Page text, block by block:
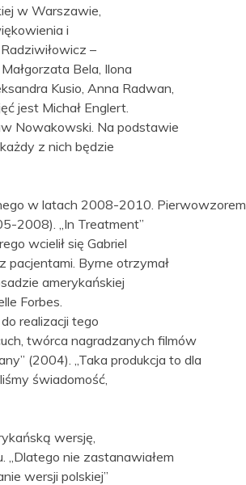
w Warszawie,
i
–
Bela, Ilona
Kusio, Anna Radwan,
jest Michał Englert.
Nowakowski. Na podstawie
z nich będzie
w latach 2008-2010. Pierwowzorem
2008). „In Treatment”
wcielił się Gabriel
Byrne otrzymał
amerykańskiej
Forbes.
realizacji tego
twórca nagradzanych filmów
(2004). „Taka produkcja to dla
świadomość,
wersję,
„Dlatego nie zastanawiałem
wersji polskiej”